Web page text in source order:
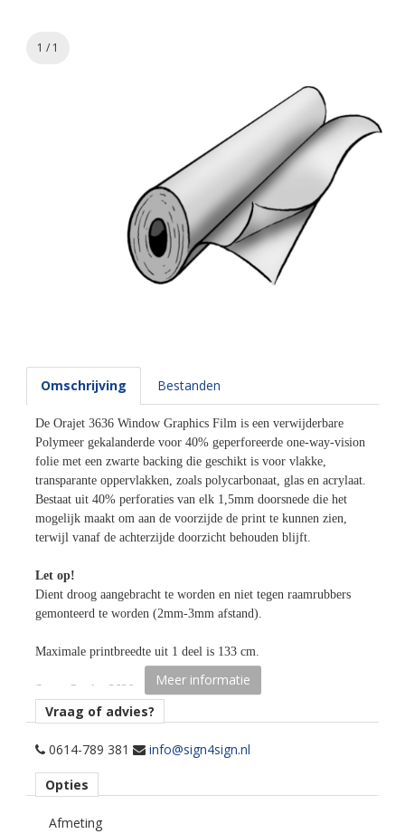
1 / 1
Omschrijving Bestanden
De Orajet 3636 Window Graphics Film is een verwijderbare
Polymeer gekalanderde voor 40% geperforeerde one-way-vision
folie met een zwarte backing die geschikt is voor vlakke,
transparante oppervlakken, zoals polycarbonaat, glas en acrylaat.
Bestaat uit 40% perforaties van elk 1,5mm doorsnede die het
mogelijk maakt om aan de voorzijde de print te kunnen zien,
terwijl vanaf de achterzijde doorzicht behouden blijft.
Let op!
Dient droog aangebracht te worden en niet tegen raamrubbers
gemonteerd te worden (2mm-3mm afstand).
Maximale printbreedte uit 1 deel is 133 cm.
Specs Orajet 3636 window graphics:
Materiaal
Polymeer window graphics vinyl.
Dikte
Meer informatie
Vraag of advies?
0614-789 381 info@sign4sign.nl
Opties
Afmeting